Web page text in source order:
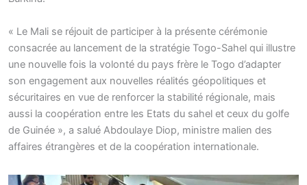
« Le Mali se réjouit de participer à la présente cérémonie
consacrée au lancement de la stratégie Togo-Sahel qui illustre
une nouvelle fois la volonté du pays frère le Togo d’adapter
son engagement aux nouvelles réalités géopolitiques et
sécuritaires en vue de renforcer la stabilité régionale, mais
aussi la coopération entre les Etats du sahel et ceux du golfe
de Guinée », a salué Abdoulaye Diop, ministre malien des
affaires étrangères et de la coopération internationale.